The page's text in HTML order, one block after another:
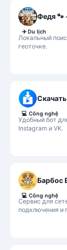
Федя 🐾
Локальный
геоточке.
✈️ Du lịch
Удобный бот
Instagram и VK.
💻 Công nghệ
Барбос
Сервис для
подключения и
💻 Công nghệ